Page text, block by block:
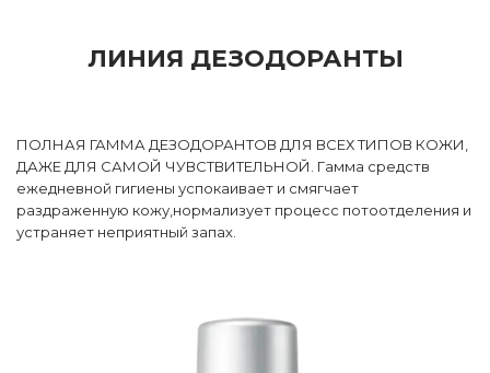
ЛИНИЯ ДЕЗОДОРАНТЫ
ПОЛНАЯ ГАММА ДЕЗОДОРАНТОВ ДЛЯ ВСЕХ ТИПОВ КОЖИ,
ДАЖЕ ДЛЯ САМОЙ ЧУВСТВИТЕЛЬНОЙ. Гамма средств
ежедневной гигиены успокаивает и смягчает
раздраженную кожу,нормализует процесс потоотделения и
устраняет неприятный запах.